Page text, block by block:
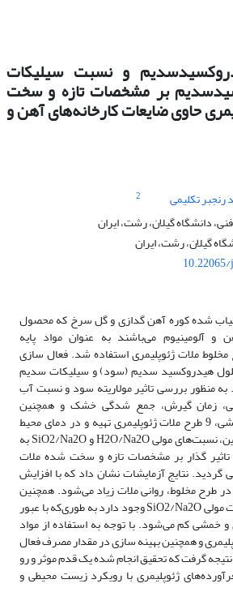
و نسبت سیلیکات
بر مشخصات تازه و سخت
حاوی ضایعات کارخانه‌های آهن و
تکلیمی
2
دانشگاه گیلان، رشت، ایران
گیلان، رشت، ایران
آسیاب شده کوره آهن گدازی و گل سرخ که محصول
و آلومینیوم ‌می‌باشند به عنوان مواد پایه
مخلوط ملات ژئوپلیمری استفاده شد. فعال سازی
محلول هیدروکسید سدیم (سود) و سیلیکات سدیم
منظور بررسی تاثیر مولاریته سود و نسبت آب
زمان گیرش، جمع شدگی خشک و همچنین
مقاومت‌های فشاری و خمشی، 9 طرح ملات ژئوپلیمری تهیه و در دمای محیط
عمل آوری شد. علاوه بر این، نسبت‌های مولی H2O/Na2O و SiO2/Na2O به
تاثیر گذار بر مشخصات تازه و سخت شده ملات
گردید. نتایج آزمایشات نشان داد که با افزایش
نسبت مولی H2O/Na2O در طرح مخلوط، روانی ملات زیاد ‌می‌شود. همچنین
یک مقدار بهینه برای نسبت مولی SiO2/Na2O وجود دارد به طوری‌که با عبور
خمشی کم ‌می‌شود. با توجه به استفاده از مواد
و همچنین بهینه سازی در مقدار مصرف فعال
نتیجه گرفت که تحقیق انجام شده یک قدم موثر و رو
ژئوپلیمری با رویکرد زیست محیطی و